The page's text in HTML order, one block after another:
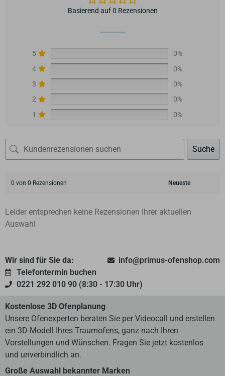
Basierend auf 0 Rezensionen
5
0%
4
0%
3
0%
2
0%
1
0%
Suche
0 von 0 Rezensionen
Leider entsprechen keine Rezensionen Ihrer aktuellen
Auswahl
Wir sind für Sie da:
info@primus-ofenshop.com
Telefontermin buchen
0221 292 010 90 (8:30 - 17:30 Uhr)
Kostenlose 3D Ofenplanung
Unsere Ofenexperten beraten Sie per Videocall und erstellen
ein 3D-Modell Ihres Traumofens, ganz nach Ihren
Vorstellungen und Wünschen. Fragen Sie jetzt kostenlos
und unverbindlich an.
Große Auswahl bekannter Marken